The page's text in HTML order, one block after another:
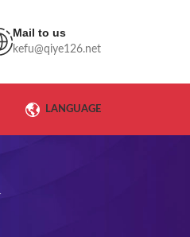
Mail to us
kefu@qiye126.net
LANGUAGE